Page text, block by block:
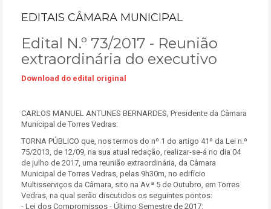
EDITAIS CÂMARA MUNICIPAL
Edital N.º 73/2017 - Reunião
extraordinária do executivo
Download do edital original
CARLOS MANUEL ANTUNES BERNARDES, Presidente da Câmara
Municipal de Torres Vedras:
TORNA PÚBLICO que, nos termos do nº 1 do artigo 41º da Lei n.º
75/2013, de 12/09, na sua atual redação, realizar-se-á no dia 04
de julho de 2017, uma reunião extraordinária, da Câmara
Municipal de Torres Vedras, pelas 9h30m, no edifício
Multisserviços da Câmara, sito na Av.ª 5 de Outubro, em Torres
Vedras, na qual serão discutidos os seguintes pontos:
- Lei dos Compromissos - Último Semestre de 2017: